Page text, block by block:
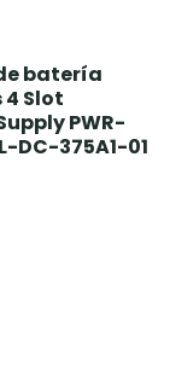
batería
Slot
PWR-
DC-375A1-01